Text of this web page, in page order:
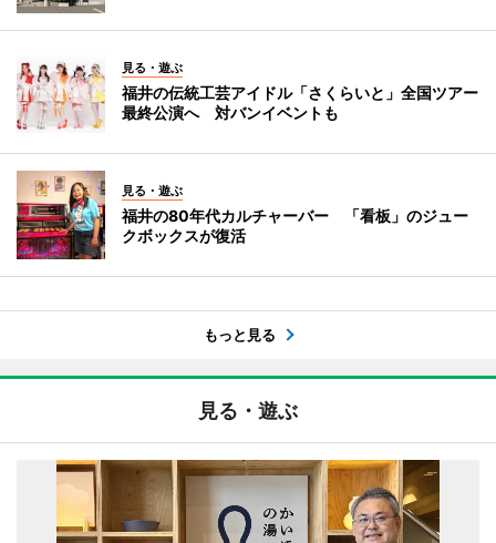
見る・遊ぶ
福井の伝統工芸アイドル「さくらいと」全国ツアー
最終公演へ 対バンイベントも
見る・遊ぶ
福井の80年代カルチャーバー 「看板」のジュー
クボックスが復活
もっと見る
見る・遊ぶ